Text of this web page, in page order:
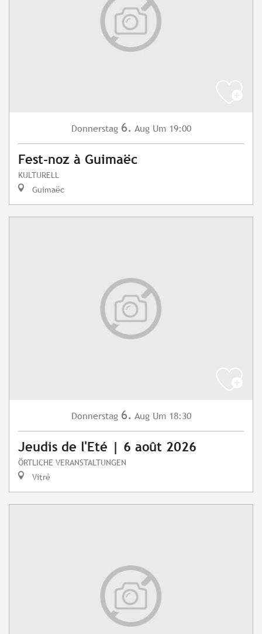
Donnerstag 6. Aug Um 19:00
Fest-noz à Guimaëc
KULTURELL
Guimaëc
Donnerstag 6. Aug Um 18:30
Jeudis de l'Eté | 6 août 2026
ÖRTLICHE VERANSTALTUNGEN
Vitré